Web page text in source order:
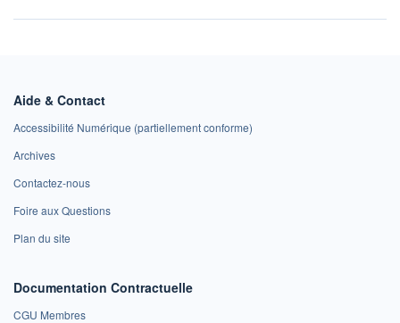
Aide & Contact
Accessibilité Numérique (partiellement conforme)
Archives
Contactez-nous
Foire aux Questions
Plan du site
Documentation Contractuelle
CGU Membres